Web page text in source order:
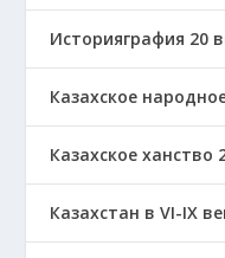
Историяграфия 20
Казахское
Казахское ханство
Казахстан в VI-IX